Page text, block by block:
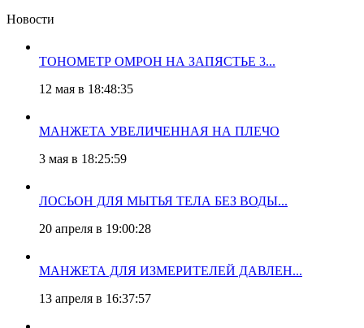
Новости
ТОНОМЕТР ОМРОН НА ЗАПЯСТЬЕ 3...
12 мая в 18:48:35
МАНЖЕТА УВЕЛИЧЕННАЯ НА ПЛЕЧО
3 мая в 18:25:59
ЛОСЬОН ДЛЯ МЫТЬЯ ТЕЛА БЕЗ ВОДЫ...
20 апреля в 19:00:28
МАНЖЕТА ДЛЯ ИЗМЕРИТЕЛЕЙ ДАВЛЕН...
13 апреля в 16:37:57